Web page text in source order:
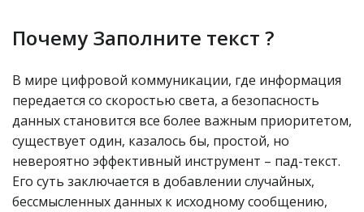
Почему Заполните текст ?
В мире цифровой коммуникации, где информация
передается со скоростью света, а безопасность
данных становится все более важным приоритетом,
существует один, казалось бы, простой, но
невероятно эффективный инструмент – пад-текст.
Его суть заключается в добавлении случайных,
бессмысленных данных к исходному сообщению,